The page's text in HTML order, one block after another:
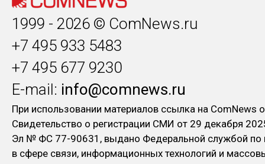
1999 - 2026 © ComNews.ru
+7 495 933 5483
+7 495 677 9230
E-mail: info@comnews.ru
При использовании материалов ссылка на ComNews
Свидетельство о регистрации СМИ от 29 декабря
Эл № ФC 77-90631, выдано Федеральной службой по
в сфере связи, информационных технологий и